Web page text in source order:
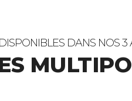
DISPONIBLES DANS NOS 3